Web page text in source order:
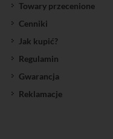
Towary przecenione
Cenniki
Jak kupić?
Regulamin
Gwarancja
Reklamacje